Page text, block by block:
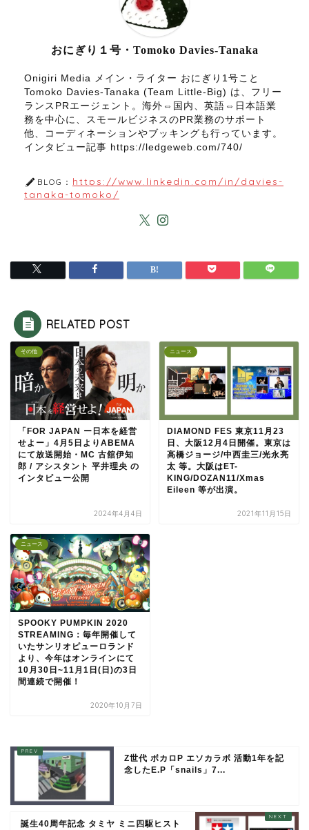
おにぎり１号・Tomoko Davies-Tanaka
Onigiri Media メイン・ライター おにぎり1号こと
Tomoko Davies-Tanaka (Team Little-Big) は、フリー
ランスPRエージェント。海外⇔国内、英語⇔日本語業
務を中心に、スモールビジネスのPR業務のサポート
他、コーディネーションやブッキングも行っています。
インタビュー記事 https://ledgeweb.com/740/
BLOG： https://www.linkedin.com/in/davies-
tanaka-tomoko/
RELATED POST
その他
「FOR JAPAN ー日本を経営
せよー」4月5日よりABEMA
にて放送開始・MC 古舘伊知
郎 / アシスタント 平井理央 の
インタビュー公開
2024年4月4日
ニュース
DIAMOND FES 東京11月23
日、大阪12月4日開催。東京は
高橋ジョージ/中西圭三/光永亮
太 等。大阪はET-
KING/DOZAN11/Xmas
Eileen 等が出演。
2021年11月15日
ニュース
SPOOKY PUMPKIN 2020
STREAMING：毎年開催して
いたサンリオピューロランド
より、今年はオンラインにて
10月30日~11月1日(日)の3日
間連続で開催！
2020年10月7日
Z世代 ボカロP エソカラボ 活動1年を記
念したE.P「snails」7...
誕生40周年記念 タミヤ ミニ四駆ヒスト